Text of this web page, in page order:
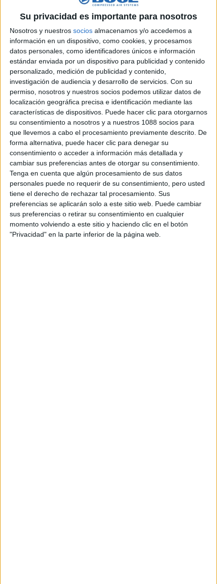
Su privacidad es importante para nosotros
Nosotros y nuestros socios almacenamos y/o accedemos a
información en un dispositivo, como cookies, y procesamos
datos personales, como identificadores únicos e información
estándar enviada por un dispositivo para publicidad y contenido
personalizado, medición de publicidad y contenido,
investigación de audiencia y desarrollo de servicios. Con su
permiso, nosotros y nuestros socios podemos utilizar datos de
localización geográfica precisa e identificación mediante las
características de dispositivos. Puede hacer clic para otorgarnos
su consentimiento a nosotros y a nuestros 1088 socios para
que llevemos a cabo el procesamiento previamente descrito. De
forma alternativa, puede hacer clic para denegar su
consentimiento o acceder a información más detallada y
cambiar sus preferencias antes de otorgar su consentimiento.
Tenga en cuenta que algún procesamiento de sus datos
personales puede no requerir de su consentimiento, pero usted
tiene el derecho de rechazar tal procesamiento. Sus
preferencias se aplicarán solo a este sitio web. Puede cambiar
sus preferencias o retirar su consentimiento en cualquier
momento volviendo a este sitio y haciendo clic en el botón
"Privacidad" en la parte inferior de la página web.
CURSO BÁSICO SERVICIO TÉCNICO - PORTUGAL
2024
PRÓXIMAMENTE: Os participantes deste Seminário
obterão uma visão das bases do ar comprimido e dos
produtos BOGE. Sendo assim conhecerão mais em
detalhe os compressores de parafuso lubrificados
BOGE e os seus controladores. Além da parte teórica
terão oportunidade de realizar praticas tanto do
arranque dos equipamentos como das manutenções
preventivas completas que se realizam nestes
equipamentos. Para finalizar, também se dedicará
tempo para conhecer os diferentes equipamentos
BOGE de...